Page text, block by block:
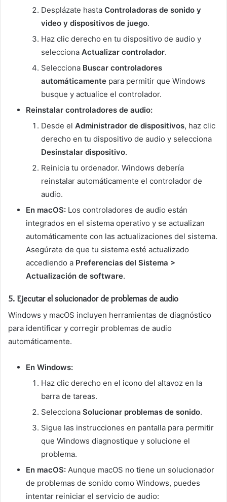
Desplázate hasta Controladoras de sonido y
video y dispositivos de juego.
Haz clic derecho en tu dispositivo de audio y
selecciona Actualizar controlador.
Selecciona Buscar controladores
automáticamente para permitir que Windows
busque y actualice el controlador.
Reinstalar controladores de audio:
Desde el Administrador de dispositivos, haz clic
derecho en tu dispositivo de audio y selecciona
Desinstalar dispositivo.
Reinicia tu ordenador. Windows debería
reinstalar automáticamente el controlador de
audio.
En macOS: Los controladores de audio están
integrados en el sistema operativo y se actualizan
automáticamente con las actualizaciones del sistema.
Asegúrate de que tu sistema esté actualizado
accediendo a Preferencias del Sistema >
Actualización de software.
5. Ejecutar el solucionador de problemas de audio
Windows y macOS incluyen herramientas de diagnóstico
para identificar y corregir problemas de audio
automáticamente.
En Windows:
Haz clic derecho en el icono del altavoz en la
barra de tareas.
Selecciona Solucionar problemas de sonido.
Sigue las instrucciones en pantalla para permitir
que Windows diagnostique y solucione el
problema.
En macOS: Aunque macOS no tiene un solucionador
de problemas de sonido como Windows, puedes
intentar reiniciar el servicio de audio: